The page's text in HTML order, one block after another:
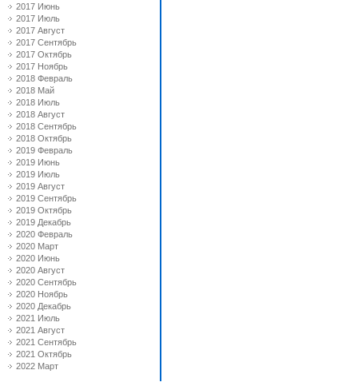
2017 Июнь
2017 Июль
2017 Август
2017 Сентябрь
2017 Октябрь
2017 Ноябрь
2018 Февраль
2018 Май
2018 Июль
2018 Август
2018 Сентябрь
2018 Октябрь
2019 Февраль
2019 Июнь
2019 Июль
2019 Август
2019 Сентябрь
2019 Октябрь
2019 Декабрь
2020 Февраль
2020 Март
2020 Июнь
2020 Август
2020 Сентябрь
2020 Ноябрь
2020 Декабрь
2021 Июль
2021 Август
2021 Сентябрь
2021 Октябрь
2022 Март